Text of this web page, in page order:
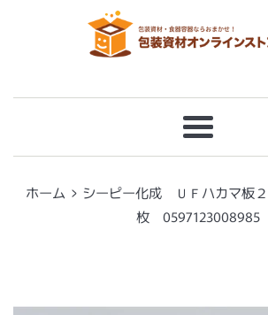
メ
ニ
ュ
ー
ホーム › シーピー化成 ＵＦハカマ板
枚 0597123008985